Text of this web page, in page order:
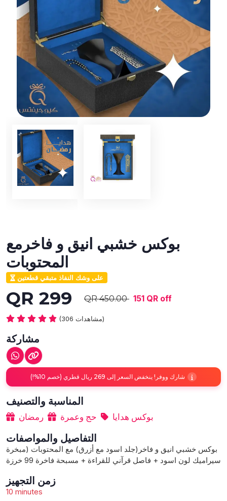
بوكس خشبي انيق و فاخرمع
المحتوبات
على وشك النفاذ متبقي قطعتين
QR 299 QR 450.00 151 QR off
(306 مشاهدات)
مشاركة
شارك ووفر! ينخفض السعر إلى 269 ريال قطري (خصم 10%!)
المناسبة والتصنيف
رمضان حج وعمرة بوكس هدايا
التفاصيل والمواصفات
بوكس خشبي انيق و فاخر(جلد اسود مع أزرق) مع المحتوبات (مبخرة
سيراميك لون اسود + فاصل قرآني للقراءة + مسبحة فاخرة 99 خرزة
زمن التجهيز
10 minutes